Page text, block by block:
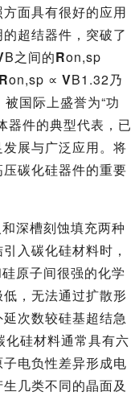
面具有很好的应用
超结器件，突破了
B之间的Ron,sp
Ron,sp ∝ VB1.32乃
国际上盛誉为“功
器件的典型代表，已
展与广泛应用。将
碳化硅器件的重要
深槽刻蚀填充两种
入碳化硅材料时，
原子间很强的化学
，无法通过扩散形
次数较硅基超结急
硅材料通常具有六
电负性差异形成电
几类不同的晶面及